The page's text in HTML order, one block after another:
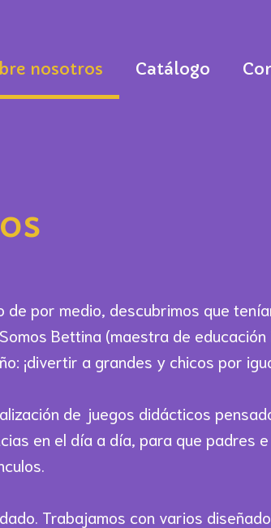
nosotros Catálogo
por medio, descubrimos que
Bettina (maestra de educación
¡divertir a grandes y chicos por
de juegos didácticos
en el día a día, para que padres
Trabajamos con varios